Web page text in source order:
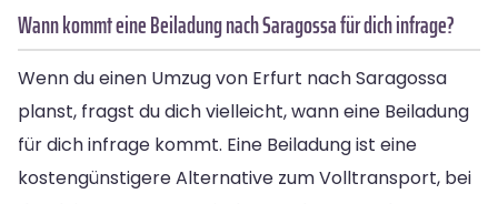
Wann kommt eine Beiladung nach Saragossa für dich infrage?
Wenn du einen Umzug von Erfurt nach Saragossa
planst, fragst du dich vielleicht, wann eine Beiladung
für dich infrage kommt. Eine Beiladung ist eine
kostengünstigere Alternative zum Volltransport, bei